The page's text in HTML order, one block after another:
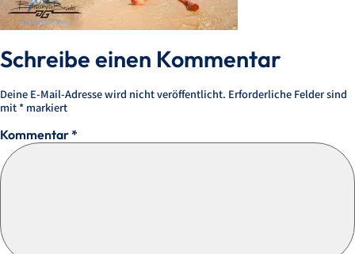
Schreibe einen Kommentar
Deine E-Mail-Adresse wird nicht veröffentlicht. Erforderliche Felder sind
mit* markiert
Kommentar*